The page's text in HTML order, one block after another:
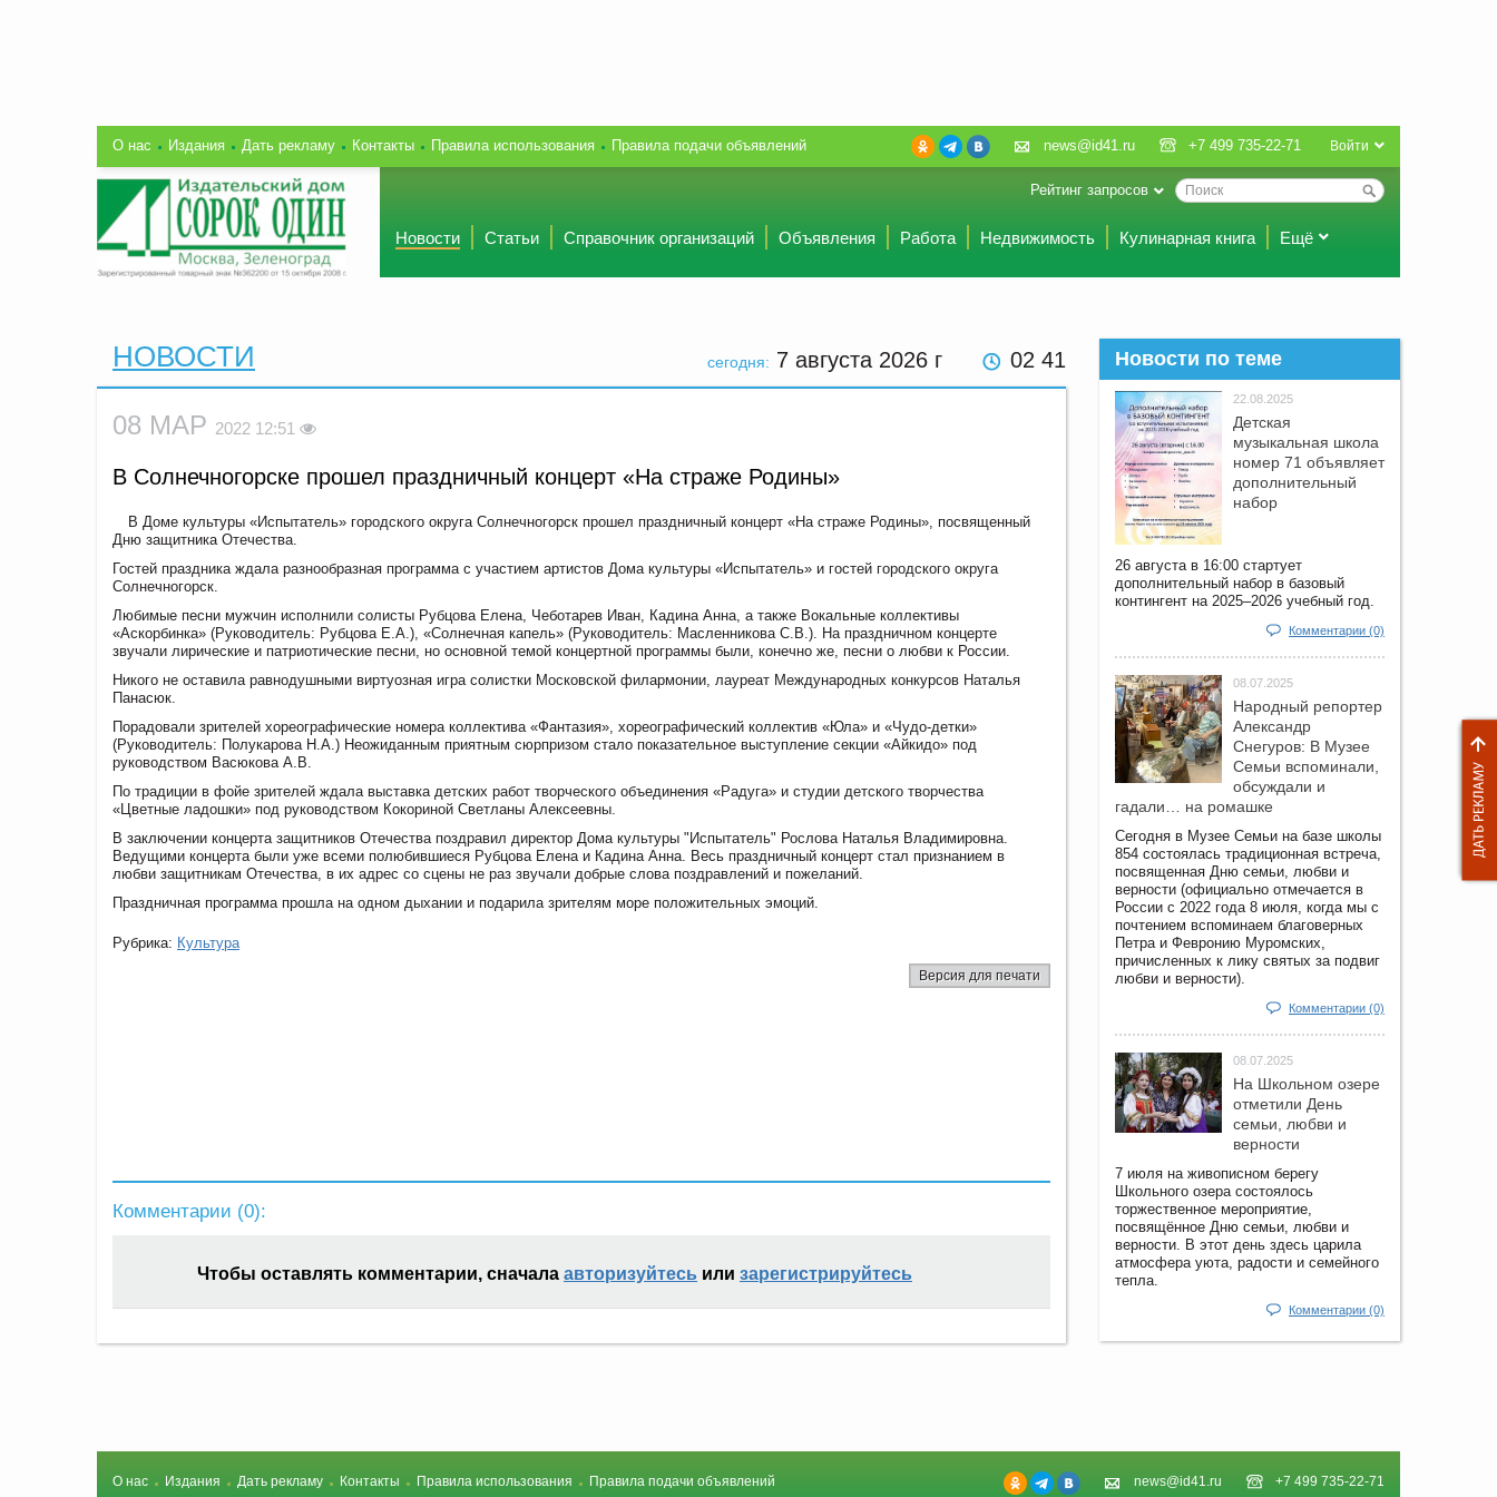
О нас Издания Дать рекламу Контакты Правила использования Правила подачи объявлений Войти
news@id41.ru +7 499 735-22-71
Рейтинг запросов
Новости Статьи Справочник организаций Объявления Работа Недвижимость Кулинарная книга Ещё
сегодня: 7 августа 2026 г 02:41
НОВОСТИ
08 МАР 2022 12:51
В Солнечногорске прошел праздничный концерт «На cтpаже Родины»
В Доме культуры «Испытатель» городского округа Солнечногорск прошел праздничный концерт «На страже Родины», посвященный
Дню защитника Отечества.
Гостей праздника ждала разнообразная программа с участием артистов Дома культуры «Испытатель» и гостей городского округа
Солнечногорск.
Любимые песни мужчин исполнили солисты Рубцова Елена, Чеботарев Иван, Кадина Анна, а также Вокальные коллективы
«Аскорбинка» (Руководитель: Рубцова Е.А.), «Солнечная капель» (Руководитель: Масленникова С.В.). На праздничном концерте
звучали лирические и патриотические песни, но основной темой концертной программы были, конечно же, песни о любви к России.
Никого не оставила равнодушными виртуозная игра солистки Московской филармонии, лауреат Международных конкурсов Наталья
Панасюк.
Порадовали зрителей хореографические номера коллектива «Фантазия», хореографический коллектив «Юла» и «Чудо-детки»
(Руководитель: Полукарова Н.А.) Неожиданным приятным сюрпризом стало показательное выступление секции «Айкидо» под
руководством Васюкова А.В.
По традиции в фойе зрителей ждала выставка детских работ творческого объединения «Радуга» и студии детского творчества
«Цветные ладошки» под руководством Кокориной Светланы Алексеевны.
В заключении концерта защитников Отечества поздравил директор Дома культуры "Испытатель" Рослова Наталья Владимировна.
Ведущими концерта были уже всеми полюбившиеся Рубцова Елена и Кадина Анна. Весь праздничный концерт стал признанием в
любви защитникам Отечества, в их адрес со сцены не раз звучали добрые слова поздравлений и пожеланий.
Праздничная программа прошла на одном дыхании и подарила зрителям море положительных эмоций.
Рубрика: Культура
Версия для печати
Комментарии (0):
Чтобы оставлять комментарии, сначала авторизуйтесь или зарегистрируйтесь
Новости по теме
22.08.2025
Детская
музыкальная школа
номер 71 объявляет
дополнительный
набор
26 августа в 16:00 стартует
дополнительный набор в базовый
контингент на 2025–2026 учебный год.
Комментарии (0)
08.07.2025
Народный репортер
Александр
Снегуров: В Музее
Семьи вспоминали,
обсуждали и
гадали… на ромашке
Сегодня в Музее Семьи на базе школы
854 состоялась традиционная встреча,
посвященная Дню семьи, любви и
верности (официально отмечается в
России с 2022 года 8 июля, когда мы с
почтением вспоминаем благоверных
Петра и Февронию Муромских,
причисленных к лику святых за подвиг
любви и верности).
Комментарии (0)
08.07.2025
На Школьном озере
отметили День
семьи, любви и
верности
7 июля на живописном берегу
Школьного озера состоялось
торжественное мероприятие,
посвящённое Дню семьи, любви и
верности. В этот день здесь царила
атмосфера уюта, радости и семейного
тепла.
Комментарии (0)
news@id41.ru +7 499 735-22-71
О нас Издания Дать рекламу Контакты Правила использования Правила подачи объявлений